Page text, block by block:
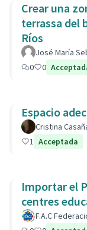
Crear una
terrassa del
Ríos
José María
0
0
Espacio
Cristina
1 Acceptada
Importar el
centres
F.A.C